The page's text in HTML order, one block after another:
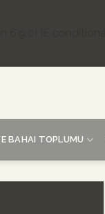
BAHAI TOPLUMU